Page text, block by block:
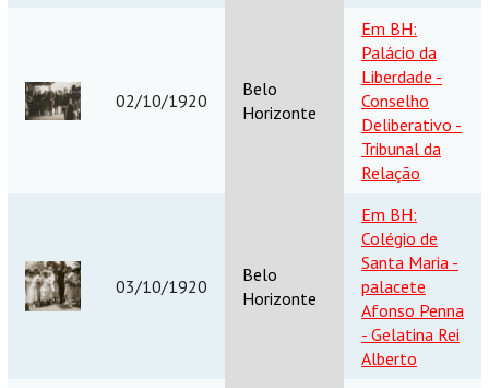
02/10/1920
Belo
Horizonte
Em BH:
Palácio da
Liberdade -
Conselho
Deliberativo -
Tribunal da
Relação
03/10/1920
Belo
Horizonte
Em BH:
Colégio de
Santa Maria -
palacete
Afonso Penna
- Gelatina Rei
Alberto